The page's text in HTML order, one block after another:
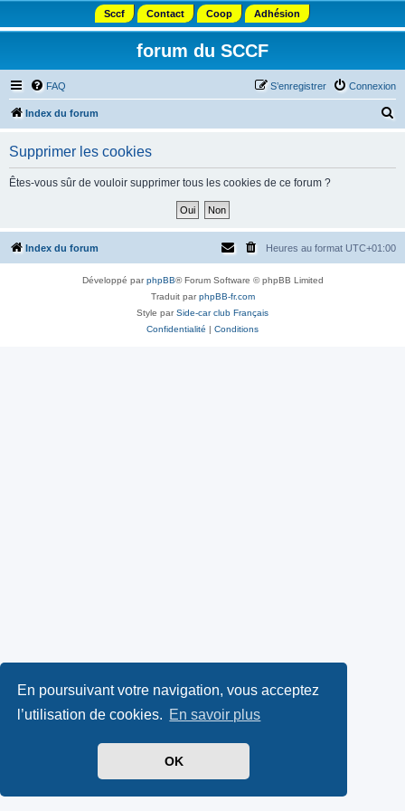
En poursuivant votre navigation, vous acceptez
l’utilisation de cookies. En savoir plus
OK
Sccf Contact Coop Adhésion
forum du SCCF
FAQ Connexion
S’enregistrer
Index du forum
h
Supprimer les cookies
Êtes-vous sûr de vouloir supprimer tous les cookies de ce forum ?
Index du forum Heures au format UTC+01:00
Développé parphpBB® Forum Software © phpBB Limited
Traduit parphpBB-fr.com
Style parSide-car club Français
Confidentialité | Conditions